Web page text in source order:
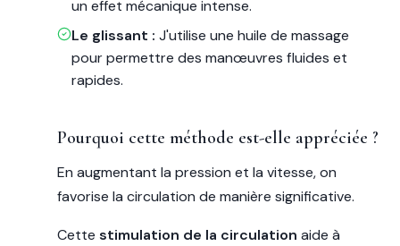
un effet mécanique intense.
Le glissant : J'utilise une huile de massage
pour permettre des manœuvres fluides et
rapides.
Pourquoi cette méthode est-elle appréciée ?
En augmentant la pression et la vitesse, on
favorise la circulation de manière significative.
Cette stimulation de la circulation aide à